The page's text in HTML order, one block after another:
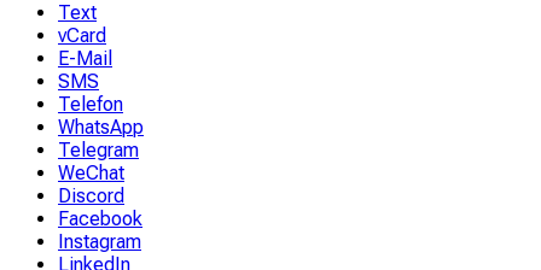
Text
vCard
E-Mail
SMS
Telefon
WhatsApp
Telegram
WeChat
Discord
Facebook
Instagram
LinkedIn